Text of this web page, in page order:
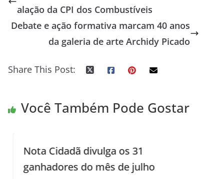
alação da CPI dos Combustíveis
Debate e ação formativa marcam 40 anos
da galeria de arte Archidy Picado
Share This Post:
Você Também Pode Gostar
Nota Cidadã divulga os 31
ganhadores do mês de julho